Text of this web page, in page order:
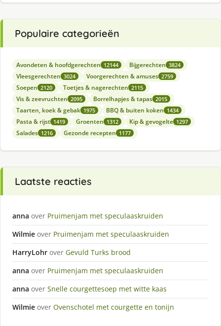
Populaire categorieën
Avondeten & hoofdgerechten 12144 Bijgerechten 3824
Vleesgerechten 3024 Voorgerechten & amuses 2759
Soepen 2120 Toetjes & nagerechten 2115
Vis & zeevruchten 2095 Borrelhapjes & tapas 2015
Taarten, koek & gebak 1975 BBQ & buiten koken 1434
Pasta & rijst 1419 Groenten 1312 Kip & gevogelte 1297
Salades 1216 Gezonde recepten 1177
Laatste reacties
anna over Pruimenjam met speculaaskruiden
Wilmie over Pruimenjam met speculaaskruiden
HarryLohr over Gevuld Turks brood
anna over Pruimenjam met speculaaskruiden
anna over Snelle courgettesoep met witte kaas
Wilmie over Ovenschotel met courgette en tonijn